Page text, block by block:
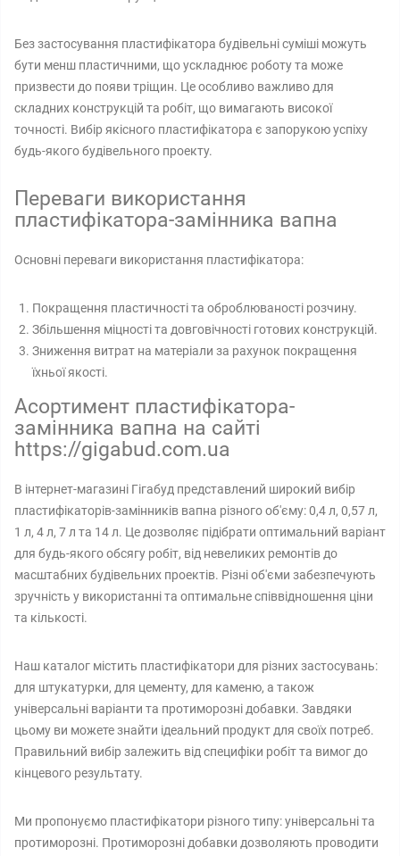
Без застосування пластифікатора будівельні суміші можуть
бути менш пластичними, що ускладнює роботу та може
призвести до появи тріщин. Це особливо важливо для
складних конструкцій та робіт, що вимагають високої
точності. Вибір якісного пластифікатора є запорукою успіху
будь-якого будівельного проекту.
Переваги використання
пластифікатора-замінника вапна
Основні переваги використання пластифікатора:
Покращення пластичності та оброблюваності розчину.
Збільшення міцності та довговічності готових конструкцій.
Зниження витрат на матеріали за рахунок покращення
їхньої якості.
Асортимент пластифікатора-
замінника вапна на сайті
https://gigabud.com.ua
В інтернет-магазині Гігабуд представлений широкий вибір
пластифікаторів-замінників вапна різного об'єму: 0,4 л, 0,57 л,
1 л, 4 л, 7 л та 14 л. Це дозволяє підібрати оптимальний варіант
для будь-якого обсягу робіт, від невеликих ремонтів до
масштабних будівельних проектів. Різні об'єми забезпечують
зручність у використанні та оптимальне співвідношення ціни
та кількості.
Наш каталог містить пластифікатори для різних застосувань:
для штукатурки, для цементу, для каменю, а також
універсальні варіанти та протиморозні добавки. Завдяки
цьому ви можете знайти ідеальний продукт для своїх потреб.
Правильний вибір залежить від специфіки робіт та вимог до
кінцевого результату.
Ми пропонуємо пластифікатори різного типу: універсальні та
протиморозні. Протиморозні добавки дозволяють проводити